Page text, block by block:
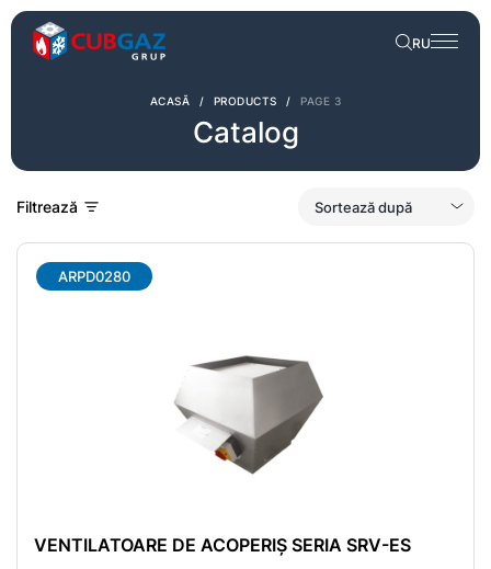
RU
ACASĂ / PRODUCTS / PAGE 3
Catalog
Filtrează
VENTILATOARE DE ACOPERIȘ SERIA SRV-ES
ARPD0280